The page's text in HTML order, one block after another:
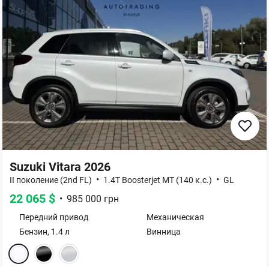
Suzuki Vitara 2026
II поколение (2nd FL) • 1.4T Boosterjet MT (140 к.с.) • GL
22 065 $ • 985 000 грн
Передний привод
Механическая
Бензин, 1.4л Винница